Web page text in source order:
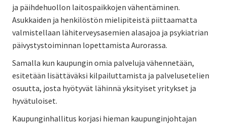
ja päihdehuollon laitospaikkojen vähentäminen.
Asukkaiden ja henkilöstön mielipiteistä piittaamatta
valmistellaan lähiterveysasemien alasajoa ja psykiatrian
päivystystoiminnan lopettamista Aurorassa.
Samalla kun kaupungin omia palveluja vähennetään,
esitetään lisättäväksi kilpailuttamista ja palvelusetelien
osuutta, josta hyötyvät lähinnä yksityiset yritykset ja
hyvätuloiset.
Kaupunginhallitus korjasi hieman kaupunginjohtajan